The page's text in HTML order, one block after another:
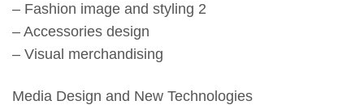
– Fashion image and styling 2
– Accessories design
– Visual merchandising
Media Design and New Technologies